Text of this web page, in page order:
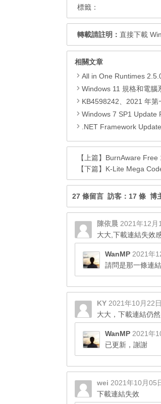
標籤：
轉載請註明： 直接下載
相關文章
All in One Runtimes 2.5.0，全自動安裝.Net
Windows 11 規格和電腦
KB4598242、2021 年第一個 Windows 10 更新，改善外部
Windows 7 SP1 Update
.NET Framework Update
【上篇】 BurnAware Free
【下篇】 K-Lite Mega
27 條留言 訪客：17 條 博
陳依晨 2021年12月
大大,下載連結失效
WanMP 2021年
請問是那一條連
KY 2021年10月22
大大，下載連結仍然
WanMP 2021年
已更新，謝謝
wei 2021年10月05
下載連結失效